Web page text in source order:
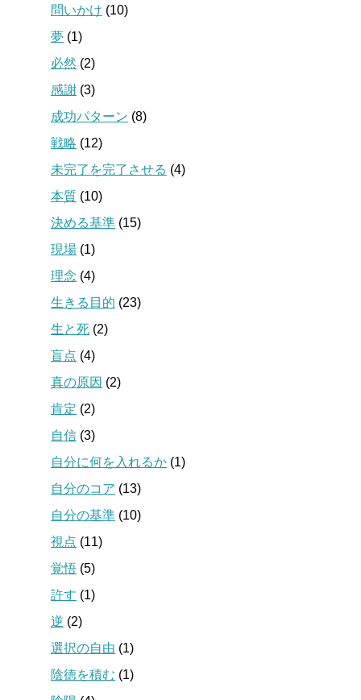
問いかけ (10)
夢 (1)
必然 (2)
感謝 (3)
成功パターン (8)
戦略 (12)
未完了を完了させる (4)
本質 (10)
決める基準 (15)
現場 (1)
理念 (4)
生きる目的 (23)
生と死 (2)
盲点 (4)
真の原因 (2)
肯定 (2)
自信 (3)
自分に何を入れるか (1)
自分のコア (13)
自分の基準 (10)
視点 (11)
覚悟 (5)
許す (1)
逆 (2)
選択の自由 (1)
陰徳を積む (1)